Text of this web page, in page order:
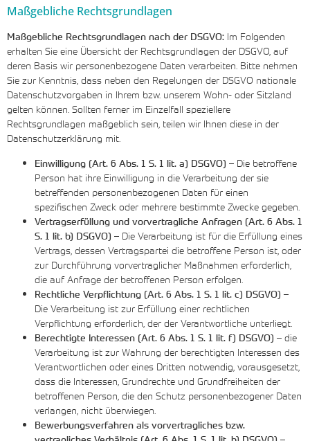
Maßgebliche Rechtsgrundlagen
Maßgebliche Rechtsgrundlagen nach der DSGVO: Im Folgenden
erhalten Sie eine Übersicht der Rechtsgrundlagen der DSGVO, auf
deren Basis wir personenbezogene Daten verarbeiten. Bitte nehmen
Sie zur Kenntnis, dass neben den Regelungen der DSGVO nationale
Datenschutzvorgaben in Ihrem bzw. unserem Wohn- oder Sitzland
gelten können. Sollten ferner im Einzelfall speziellere
Rechtsgrundlagen maßgeblich sein, teilen wir Ihnen diese in der
Datenschutzerklärung mit.
Einwilligung (Art. 6 Abs. 1 S. 1 lit. a) DSGVO) – Die betroffene
Person hat ihre Einwilligung in die Verarbeitung der sie
betreffenden personenbezogenen Daten für einen
spezifischen Zweck oder mehrere bestimmte Zwecke gegeben.
Vertragserfüllung und vorvertragliche Anfragen (Art. 6 Abs. 1
S. 1 lit. b) DSGVO) – Die Verarbeitung ist für die Erfüllung eines
Vertrags, dessen Vertragspartei die betroffene Person ist, oder
zur Durchführung vorvertraglicher Maßnahmen erforderlich,
die auf Anfrage der betroffenen Person erfolgen.
Rechtliche Verpflichtung (Art. 6 Abs. 1 S. 1 lit. c) DSGVO) –
Die Verarbeitung ist zur Erfüllung einer rechtlichen
Verpflichtung erforderlich, der der Verantwortliche unterliegt.
Berechtigte Interessen (Art. 6 Abs. 1 S. 1 lit. f) DSGVO) – die
Verarbeitung ist zur Wahrung der berechtigten Interessen des
Verantwortlichen oder eines Dritten notwendig, vorausgesetzt,
dass die Interessen, Grundrechte und Grundfreiheiten der
betroffenen Person, die den Schutz personenbezogener Daten
verlangen, nicht überwiegen.
Bewerbungsverfahren als vorvertragliches bzw.